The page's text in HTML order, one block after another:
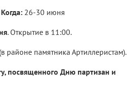
Когда: 26-30 июня
. Открытие в 11:00.
районе памятника Артиллеристам).
посвященного Дню партизан и